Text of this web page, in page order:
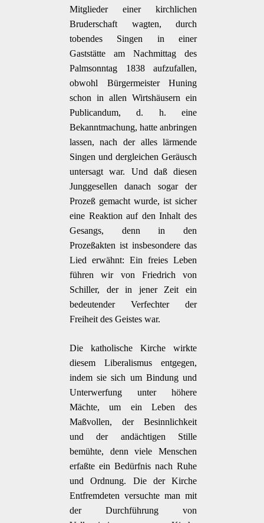
Mitglieder einer kirchlichen
Bruderschaft wagten, durch
tobendes Singen in einer
Gaststätte am Nachmittag des
Palmsonntag 1838 aufzufallen,
obwohl Bürgermeister Huning
schon in allen Wirtshäusern ein
Publicandum, d. h. eine
Bekanntmachung, hatte anbringen
lassen, nach der alles lärmende
Singen und dergleichen Geräusch
untersagt war. Und daß diesen
Junggesellen danach sogar der
Prozeß gemacht wurde, ist sicher
eine Reaktion auf den Inhalt des
Gesangs, denn in den
Prozeßakten ist insbesondere das
Lied erwähnt: Ein freies Leben
führen wir von Friedrich von
Schiller, der in jener Zeit ein
bedeutender Verfechter der
Freiheit des Geistes war.
Die katholische Kirche wirkte
diesem Liberalismus entgegen,
indem sie sich um Bindung und
Unterwerfung unter höhere
Mächte, um ein Leben des
Maßvollen, der Besinnlichkeit
und der andächtigen Stille
bemühte, denn viele Menschen
erfaßte ein Bedürfnis nach Ruhe
und Ordnung. Die der Kirche
Entfremdeten versuchte man mit
der Durchführung von